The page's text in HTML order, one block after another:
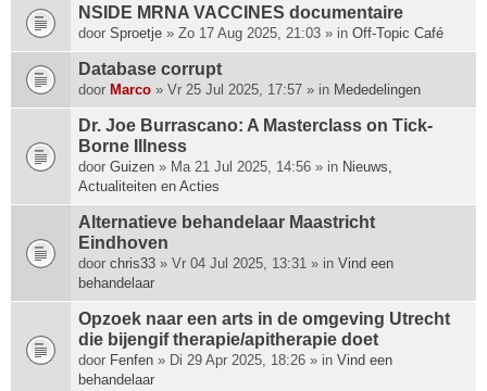
r
w
e
r
p
h
e
e
f
t
e
e
n
p
e
i
l
i
n
g
NSIDE MRNA VACCINES documentaire
door Sproetje » Zo 17 Aug 2025, 21:03 » in Off-Topic Café
Database corrupt
door Marco » Vr 25 Jul 2025, 17:57 » in Mededelingen
Dr. Joe Burrascano: A Masterclass on Tick-
Borne Illness
door Guizen » Ma 21 Jul 2025, 14:56 » in Nieuws,
Actualiteiten en Acties
Alternatieve behandelaar Maastricht
Eindhoven
door chris33 » Vr 04 Jul 2025, 13:31 » in Vind een
behandelaar
Opzoek naar een arts in de omgeving Utrecht
die bijengif therapie/apitherapie doet
door Fenfen » Di 29 Apr 2025, 18:26 » in Vind een
behandelaar